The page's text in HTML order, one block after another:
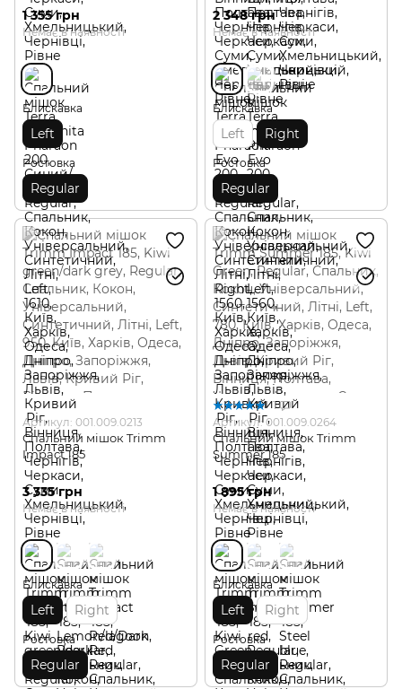
1 355 грн
Немає в наявності
Блискавка
Left
Ростовка
Regular
2 348 грн
Немає в наявності
Блискавка
Left Right
Ростовка
Regular
Артикул: 001.009.0213
Спальний мішок Trimm
Impact 185
3 335 грн
Немає в наявності
Блискавка
Left Right
Ростовка
Regular
1
Артикул: 001.009.0264
Спальний мішок Trimm
Summer 185
1 895 грн
Немає в наявності
Блискавка
Left Right
Ростовка
Regular